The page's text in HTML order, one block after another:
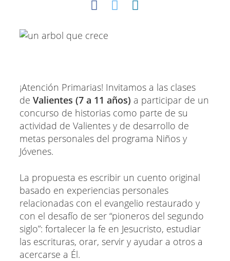
¡Atención Primarias! Invitamos a las clases
de Valientes (7 a 11 años) a participar de un
concurso de historias como parte de su
actividad de Valientes y de desarrollo de
metas personales del programa Niños y
Jóvenes.
La propuesta es escribir un cuento original
basado en experiencias personales
relacionadas con el evangelio restaurado y
con el desafío de ser “pioneros del segundo
siglo”: fortalecer la fe en Jesucristo, estudiar
las escrituras, orar, servir y ayudar a otros a
acercarse a Él.